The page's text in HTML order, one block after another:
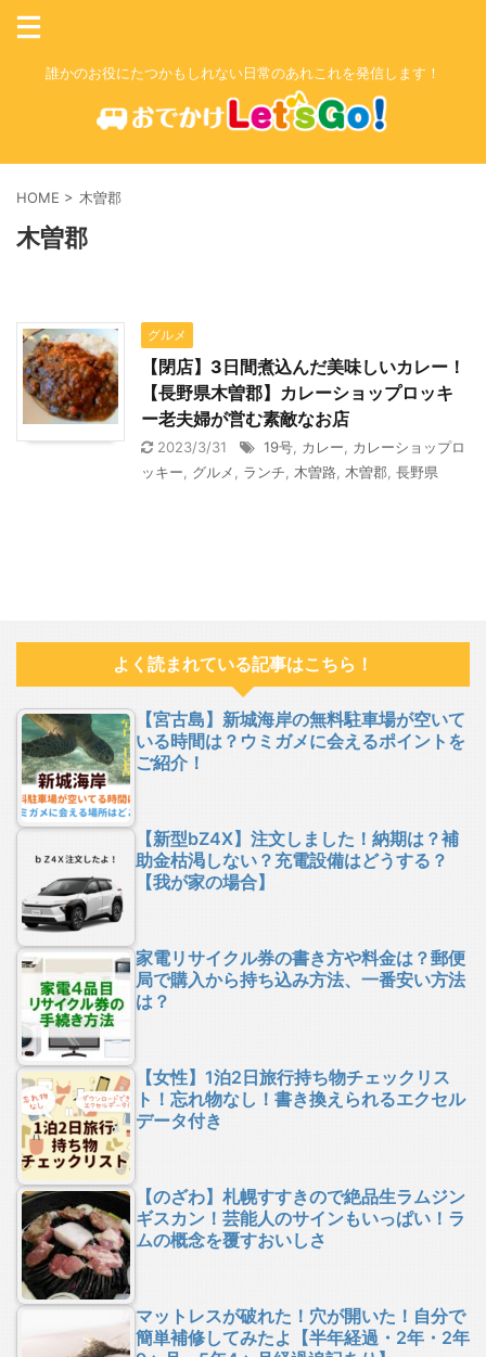
誰かのお役にたつかもしれない日常のあれこれを発信します！
HOME > 木曽郡
木曽郡
グルメ
【閉店】3日間煮込んだ美味しいカレー！
【長野県木曽郡】カレーショップロッキ
ー老夫婦が営む素敵なお店
2023/3/31 19号 カレー
カレーショップロ
ッキー
グルメ ランチ 木曽路 木曽郡 長野県
よく読まれている記事はこちら！
【宮古島】新城海岸の無料駐車場が空いて
いる時間は？ウミガメに会えるポイントを
ご紹介！
【新型bZ4X】注文しました！納期は？補
助金枯渇しない？充電設備はどうする？
【我が家の場合】
家電リサイクル券の書き方や料金は？郵便
局で購入から持ち込み方法、一番安い方法
は？
【女性】1泊2日旅行持ち物チェックリス
ト！忘れ物なし！書き換えられるエクセル
データ付き
【のざわ】札幌すすきので絶品生ラムジン
ギスカン！芸能人のサインもいっぱい！ラ
ムの概念を覆すおいしさ
マットレスが破れた！穴が開いた！自分で
簡単補修してみたよ【半年経過・2年・2年